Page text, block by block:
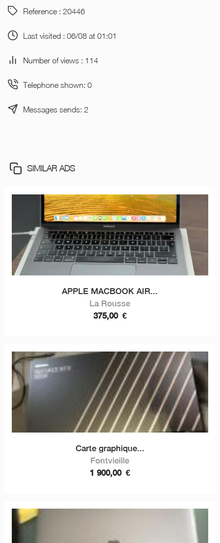
Reference : 20446
Last visited : 06/08 at 01:01
Number of views : 114
Telephone shown: 0
Messages sends: 2
SIMILAR ADS
APPLE MACBOOK AIR...
La Rousse
375,00 €
Carte graphique...
Fontvieille
1 900,00 €